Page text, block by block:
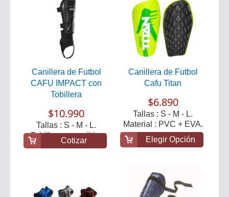
Canillera de Futbol
CAFU IMPACT con
Tobillera
$10.990
Tallas : S - M - L.
Tobillera removible.
Cotizar
Canillera de Futbol
Cafu Titan
$6.890
Tallas : S - M - L.
Material : PVC + EVA.
Elegir Opción